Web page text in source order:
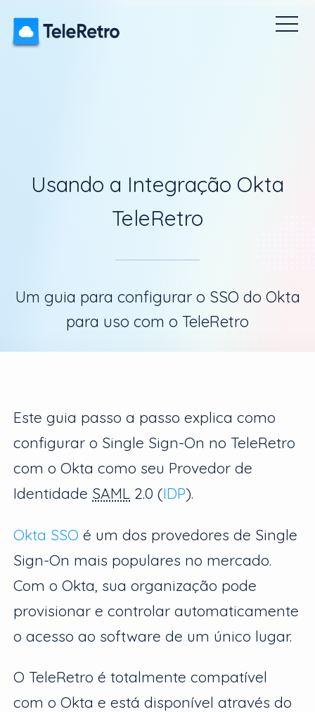
Painel
Usando a Integração Okta
TeleRetro
Um guia para configurar o SSO do Okta
para uso com o TeleRetro
Este guia passo a passo explica como
configurar o Single Sign-On no TeleRetro
com o Okta como seu Provedor de
Identidade SAML 2.0 (IDP).
Okta SSO é um dos provedores de Single
Sign-On mais populares no mercado.
Com o Okta, sua organização pode
provisionar e controlar automaticamente
o acesso ao software de um único lugar.
O TeleRetro é totalmente compatível
com o Okta e está disponível através do